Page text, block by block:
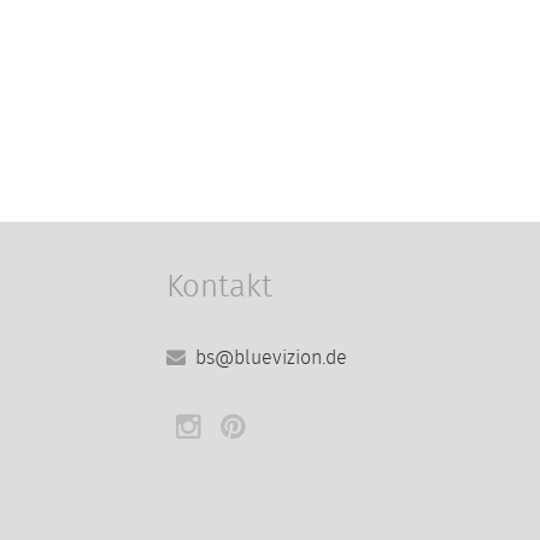
Kontakt
bs@bluevizion.de